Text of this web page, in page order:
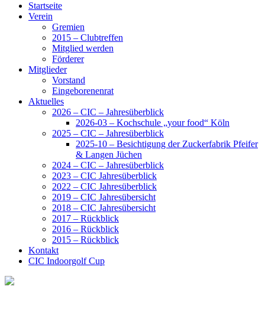
Startseite
Verein
Gremien
2015 – Clubtreffen
Mitglied werden
Förderer
Mitglieder
Vorstand
Eingeborenenrat
Aktuelles
2026 – CIC – Jahresüberblick
2026-03 – Kochschule „your food“ Köln
2025 – CIC – Jahresüberblick
2025-10 – Besichtigung der Zuckerfabrik Pfeifer
& Langen Jüchen
2024 – CIC – Jahresüberblick
2023 – CIC Jahresüberblick
2022 – CIC Jahresüberblick
2019 – CIC Jahresübersicht
2018 – CIC Jahresübersicht
2017 – Rückblick
2016 – Rückblick
2015 – Rückblick
Kontakt
CIC Indoorgolf Cup